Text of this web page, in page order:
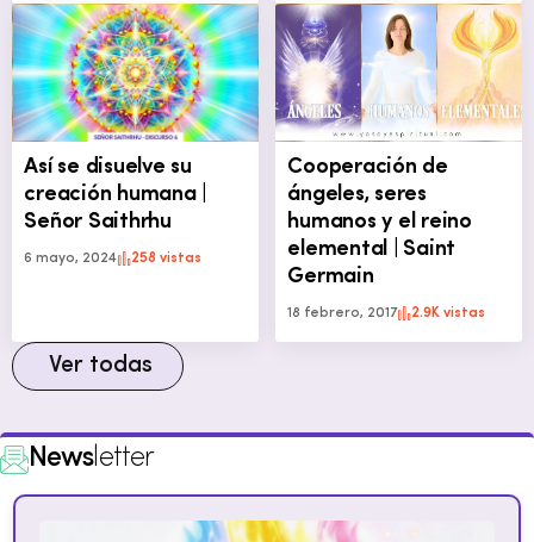
Así se disuelve su
creación humana |
Señor Saithrhu
6 mayo, 2024 258 vistas
Cooperación de
ángeles, seres
humanos y el reino
elemental | Saint
Germain
18 febrero, 2017 2.9K vistas
Ver todas
Newsletter